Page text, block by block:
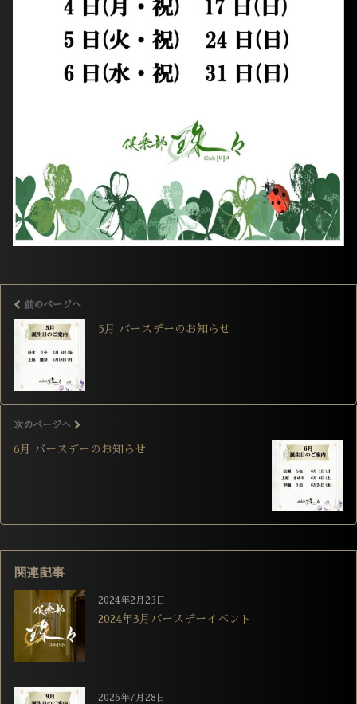
前のページへ
5月 バースデーのお知らせ
次のページへ
6月 バースデーのお知らせ
関連記事
2024年2月23日
2024年3月バースデーイベント
2026年7月28日